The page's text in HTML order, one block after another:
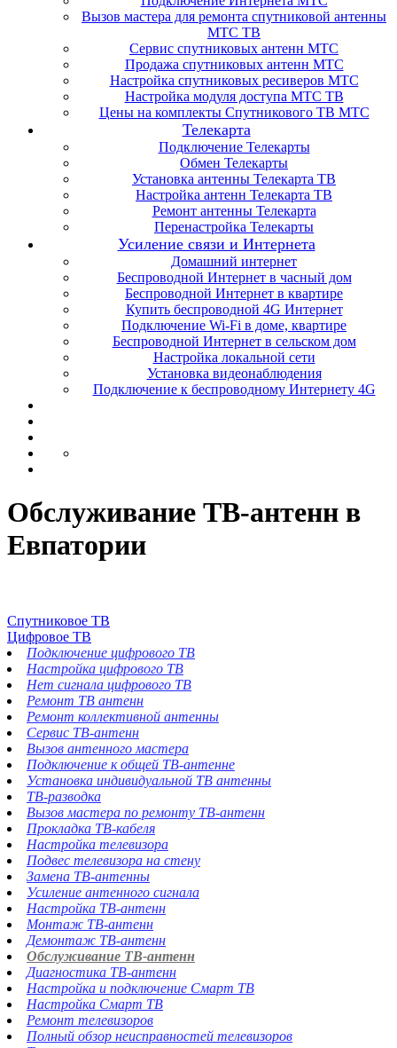
Вызов мастера для ремонта спутниковой антенны
МТС ТВ
Сервис спутниковых антенн МТС
Продажа спутниковых антенн МТС
Настройка спутниковых ресиверов МТС
Настройка модуля доступа МТС ТВ
Цены на комплекты Спутникового ТВ МТС
Телекарта
Подключение Телекарты
Обмен Телекарты
Установка антенны Телекарта ТВ
Настройка антенн Телекарта ТВ
Ремонт антенны Телекарта
Перенастройка Телекарты
Усиление связи и Интернета
Домашний интернет
Беспроводной Интернет в часный дом
Беспроводной Интернет в квартире
Купить беспроводной 4G Интернет
Подключение Wi-Fi в доме, квартире
Беспроводной Интернет в сельском дом
Настройка локальной сети
Установка видеонаблюдения
Подключение к беспроводному Интернету 4G
Обслуживание ТВ-антенн в
Евпатории
Спутниковое ТВ
Цифровое ТВ
Подключение цифрового ТВ
Настройка цифрового ТВ
Нет сигнала цифрового ТВ
Ремонт ТВ антенн
Ремонт коллективной антенны
Сервис ТВ-антенн
Вызов антенного мастера
Подключение к общей ТВ-антенне
Установка индивидуальной ТВ антенны
ТВ-разводка
Вызов мастера по ремонту ТВ-антенн
Прокладка ТВ-кабеля
Настройка телевизора
Подвес телевизора на стену
Замена ТВ-антенны
Усиление антенного сигнала
Настройка ТВ-антенн
Монтаж ТВ-антенн
Демонтаж ТВ-антенн
Обслуживание ТВ-антенн
Диагностика ТВ-антенн
Настройка и подключение Смарт ТВ
Настройка Смарт ТВ
Ремонт телевизоров
Полный обзор неисправностей телевизоров